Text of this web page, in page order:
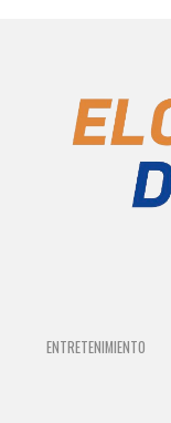
ENTRETENIMIENTO